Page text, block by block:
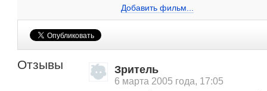
Добавить фильм...
Отзывы Зритель
6 марта 2005 года, 17:05